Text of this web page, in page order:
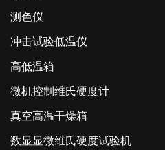
测色仪
冲击试验低温仪
高低温箱
微机控制维氏硬度计
真空高温干燥箱
数显显微维氏硬度试验机